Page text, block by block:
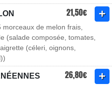
21,50€
de melon frais,
(salade composée, tomates,
(céleri, oignons,
26,80€